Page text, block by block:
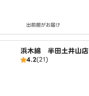
出前館がお届け
浜木綿 半田土井山店
4.2(21)